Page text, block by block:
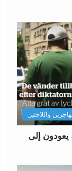
واللاجئين
يعودون إلى